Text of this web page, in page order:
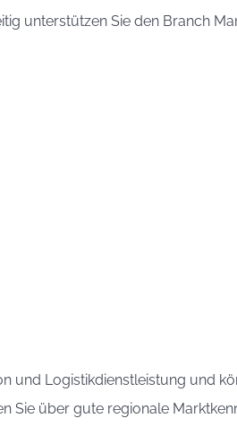
unterstützen Sie den Branch
Logistikdienstleistung und
über gute regionale